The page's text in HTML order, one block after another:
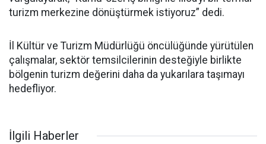
turizm merkezine dönüştürmek istiyoruz” dedi.
İl Kültür ve Turizm Müdürlüğü öncülüğünde yürütülen
çalışmalar, sektör temsilcilerinin desteğiyle birlikte
bölgenin turizm değerini daha da yukarılara taşımayı
hedefliyor.
İlgili Haberler